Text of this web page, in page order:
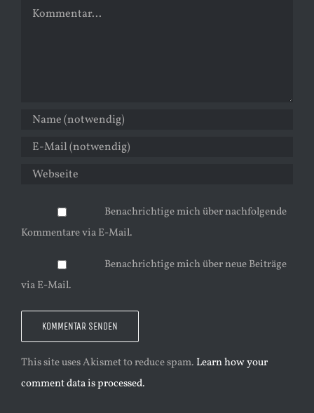
Kommentar
Benachrichtige mich über nachfolgende
Kommentare via E-Mail.
Benachrichtige mich über neue Beiträge
via E-Mail.
This site uses Akismet to reduce spam. Learn how your
comment data is processed.